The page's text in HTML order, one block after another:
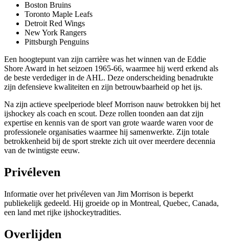
Boston Bruins
Toronto Maple Leafs
Detroit Red Wings
New York Rangers
Pittsburgh Penguins
Een hoogtepunt van zijn carrière was het winnen van de Eddie
Shore Award in het seizoen 1965-66, waarmee hij werd erkend als
de beste verdediger in de AHL. Deze onderscheiding benadrukte
zijn defensieve kwaliteiten en zijn betrouwbaarheid op het ijs.
Na zijn actieve speelperiode bleef Morrison nauw betrokken bij het
ijshockey als coach en scout. Deze rollen toonden aan dat zijn
expertise en kennis van de sport van grote waarde waren voor de
professionele organisaties waarmee hij samenwerkte. Zijn totale
betrokkenheid bij de sport strekte zich uit over meerdere decennia
van de twintigste eeuw.
Privéleven
Informatie over het privéleven van Jim Morrison is beperkt
publiekelijk gedeeld. Hij groeide op in Montreal, Quebec, Canada,
een land met rijke ijshockeytradities.
Overlijden